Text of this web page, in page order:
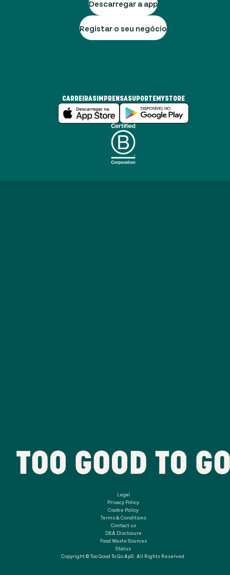
Descarregar a app
Registar o seu negócio
CARREIRASIMPRENSA SUPORTEMYSTORE
Legal
Privacy Policy
Cookie Policy
Terms & Conditions
Contact us
DSA Disclosure
Food Waste Sources
Status
Copyright © Too Good To Go ApS. All Rights Reserved.